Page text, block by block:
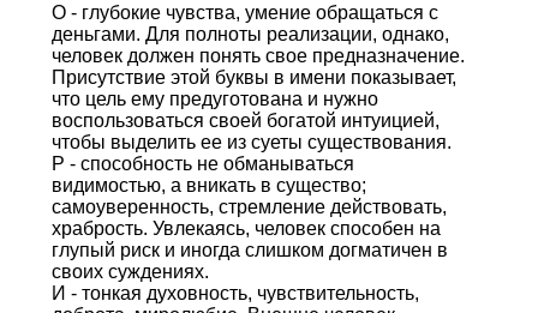
О - глубокие чувства, умение обращаться с
деньгами. Для полноты реализации, однако,
человек должен понять свое предназначение.
Присутствие этой буквы в имени показывает,
что цель ему предуготована и нужно
воспользоваться своей богатой интуицией,
чтобы выделить ее из суеты существования.
Р - способность не обманываться
видимостью, а вникать в существо;
самоуверенность, стремление действовать,
храбрость. Увлекаясь, человек способен на
глупый риск и иногда слишком догматичен в
своих суждениях.
И - тонкая духовность, чувствительность,